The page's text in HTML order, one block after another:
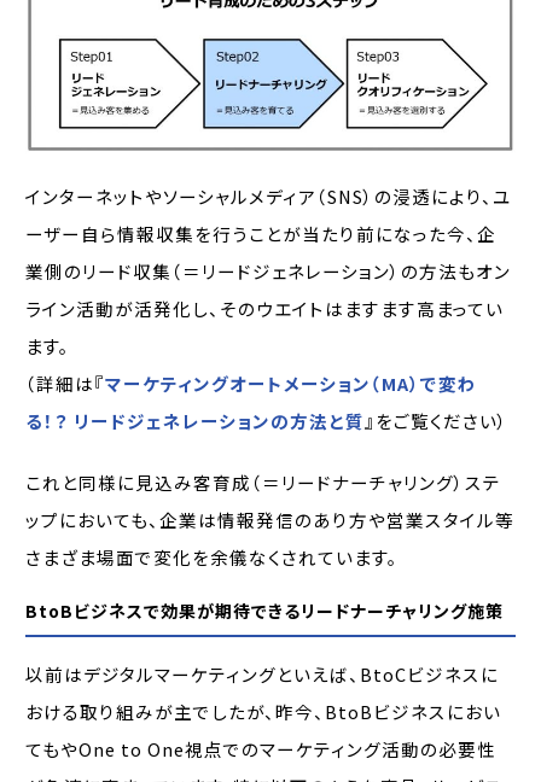
インターネットやソーシャルメディア（SNS）の浸透により、ユ
ーザー自ら情報収集を行うことが当たり前になった今、企
業側のリード収集（＝リードジェネレーション）の方法もオン
ライン活動が活発化し、そのウエイトはますます高まってい
ます。
（詳細は『マーケティングオートメーション（MA）で変わ
る！？ リードジェネレーションの方法と質 』をご覧ください）
これと同様に見込み客育成（＝リードナーチャリング）ステ
ップにおいても、企業は情報発信のあり方や営業スタイル等
さまざま場面で変化を余儀なくされています。
BtoBビジネスで効果が期待できるリードナーチャリング施策
以前はデジタルマーケティングといえば、BtoCビジネスに
おける取り組みが主でしたが、昨今、BtoBビジネスにおい
てもやOne to One視点でのマーケティング活動の必要性